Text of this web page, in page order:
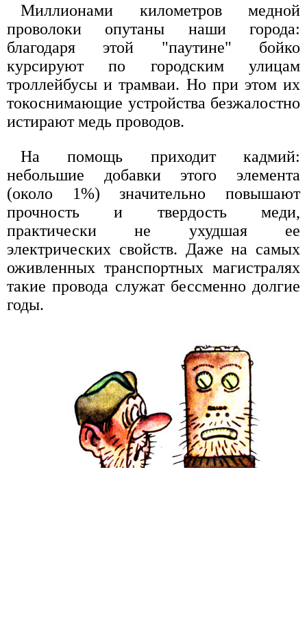
Миллионами километров медной
проволоки опутаны наши города:
благодаря этой "паутине" бойко
курсируют по городским улицам
троллейбусы и трамваи. Но при этом их
токоснимающие устройства безжалостно
истирают медь проводов.
На помощь приходит кадмий:
небольшие добавки этого элемента
(около 1%) значительно повышают
прочность и твердость меди,
практически не ухудшая ее
электрических свойств. Даже на самых
оживленных транспортных магистралях
такие провода служат бессменно долгие
годы.